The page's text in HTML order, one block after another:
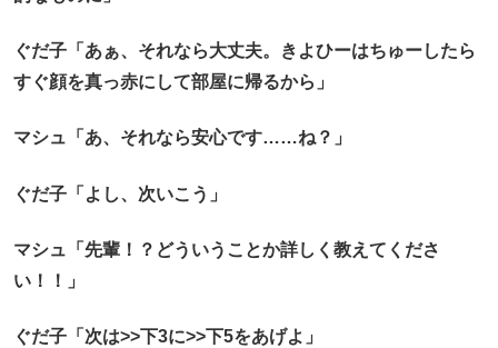
ぐだ子「あぁ、それなら大丈夫。きよひーはちゅーしたら
すぐ顔を真っ赤にして部屋に帰るから」
マシュ「あ、それなら安心です……ね？」
ぐだ子「よし、次いこう」
マシュ「先輩！？どういうことか詳しく教えてくださ
い！！」
ぐだ子「次は>>下3に>>下5をあげよ」